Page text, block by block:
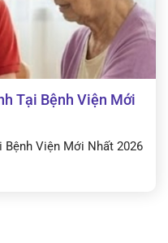
Tại Bệnh Viện Mới
Bệnh Viện Mới Nhất 2026